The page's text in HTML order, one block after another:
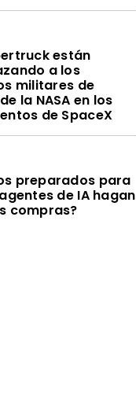
están
a los
militares de
la NASA en los
de SpaceX
preparados para
de IA hagan
compras?